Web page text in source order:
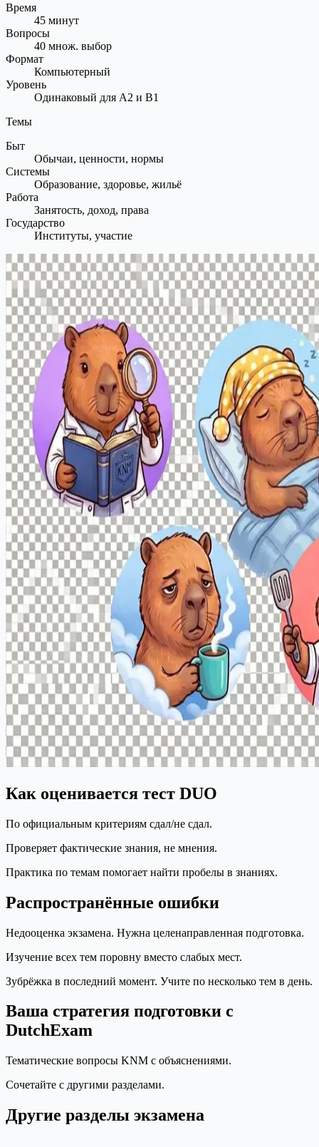
Время
45 минут
Вопросы
40 множ. выбор
Формат
Компьютерный
Уровень
Одинаковый для A2 и B1
Темы
Быт
Обычаи, ценности, нормы
Системы
Образование, здоровье, жильё
Работа
Занятость, доход, права
Государство
Институты, участие
Как оценивается тест DUO
По официальным критериям сдал/не сдал.
Проверяет фактические знания, не мнения.
Практика по темам помогает найти пробелы в знаниях.
Распространённые ошибки
Недооценка экзамена. Нужна целенаправленная подготовка.
Изучение всех тем поровну вместо слабых мест.
Зубрёжка в последний момент. Учите по несколько тем в день.
Ваша стратегия подготовки с
DutchExam
Тематические вопросы KNM с объяснениями.
Сочетайте с другими разделами.
Другие разделы экзамена